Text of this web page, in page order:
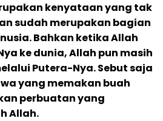
kenyataan yang tak
sudah merupakan bagian
Bahkan ketika Allah
ke dunia, Allah pun masih
Putera-Nya. Sebut saja
yang memakan buah
perbuatan yang
Allah.